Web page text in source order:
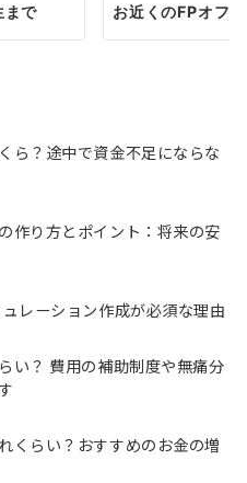
で お近くのFPオフ
ら？途中で資金不足にならな
作り方とポイント：将来の安
レーション作成が必須な理由
い？ 費用の補助制度や無痛分
くらい？おすすめのお金の増